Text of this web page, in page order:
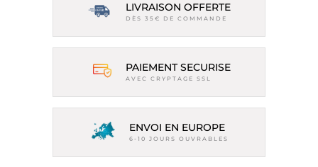
LIVRAISON OFFERTE
DÈS 35€ DE COMMANDE
PAIEMENT SECURISE
AVEC CRYPTAGE SSL
ENVOI EN EUROPE
6-10 JOURS OUVRABLES